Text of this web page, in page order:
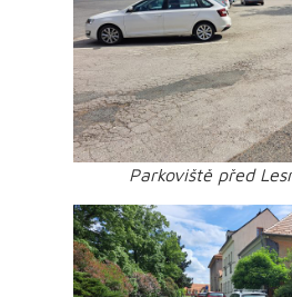
Parkoviště před